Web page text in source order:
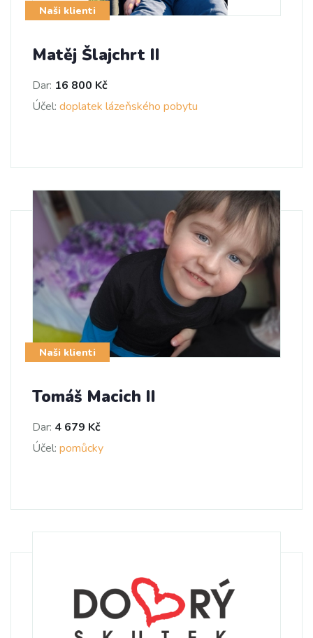
Naši klienti
Matěj Šlajchrt II
Dar: 16 800 Kč
Účel: doplatek lázeňského pobytu
Naši klienti
Tomáš Macich II
Dar: 4 679 Kč
Účel: pomůcky